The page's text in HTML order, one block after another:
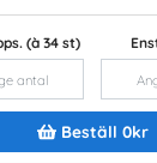
(à 34 st)
Beställ 0kr
ingenjör